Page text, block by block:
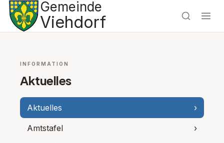
Gemeinde
Viehdorf
INFORMATION
Aktuelles
Aktuelles ›
Amtstafel ›